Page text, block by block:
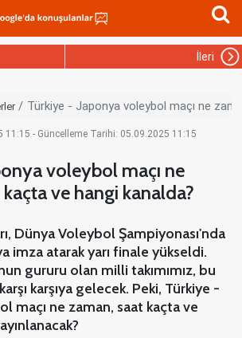
İleri
Türkiye - Japonya voleybol maçı ne
11:15 - Güncelleme Tarihi: 05.09.2025 11:15
voleybol maçı ne
ve hangi kanalda?
Dünya Voleybol Şampiyonası'nda
imza atarak yarı finale yükseldi.
gururu olan milli takımımız, bu
karşıya gelecek. Peki, Türkiye -
maçı ne zaman, saat kaçta ve